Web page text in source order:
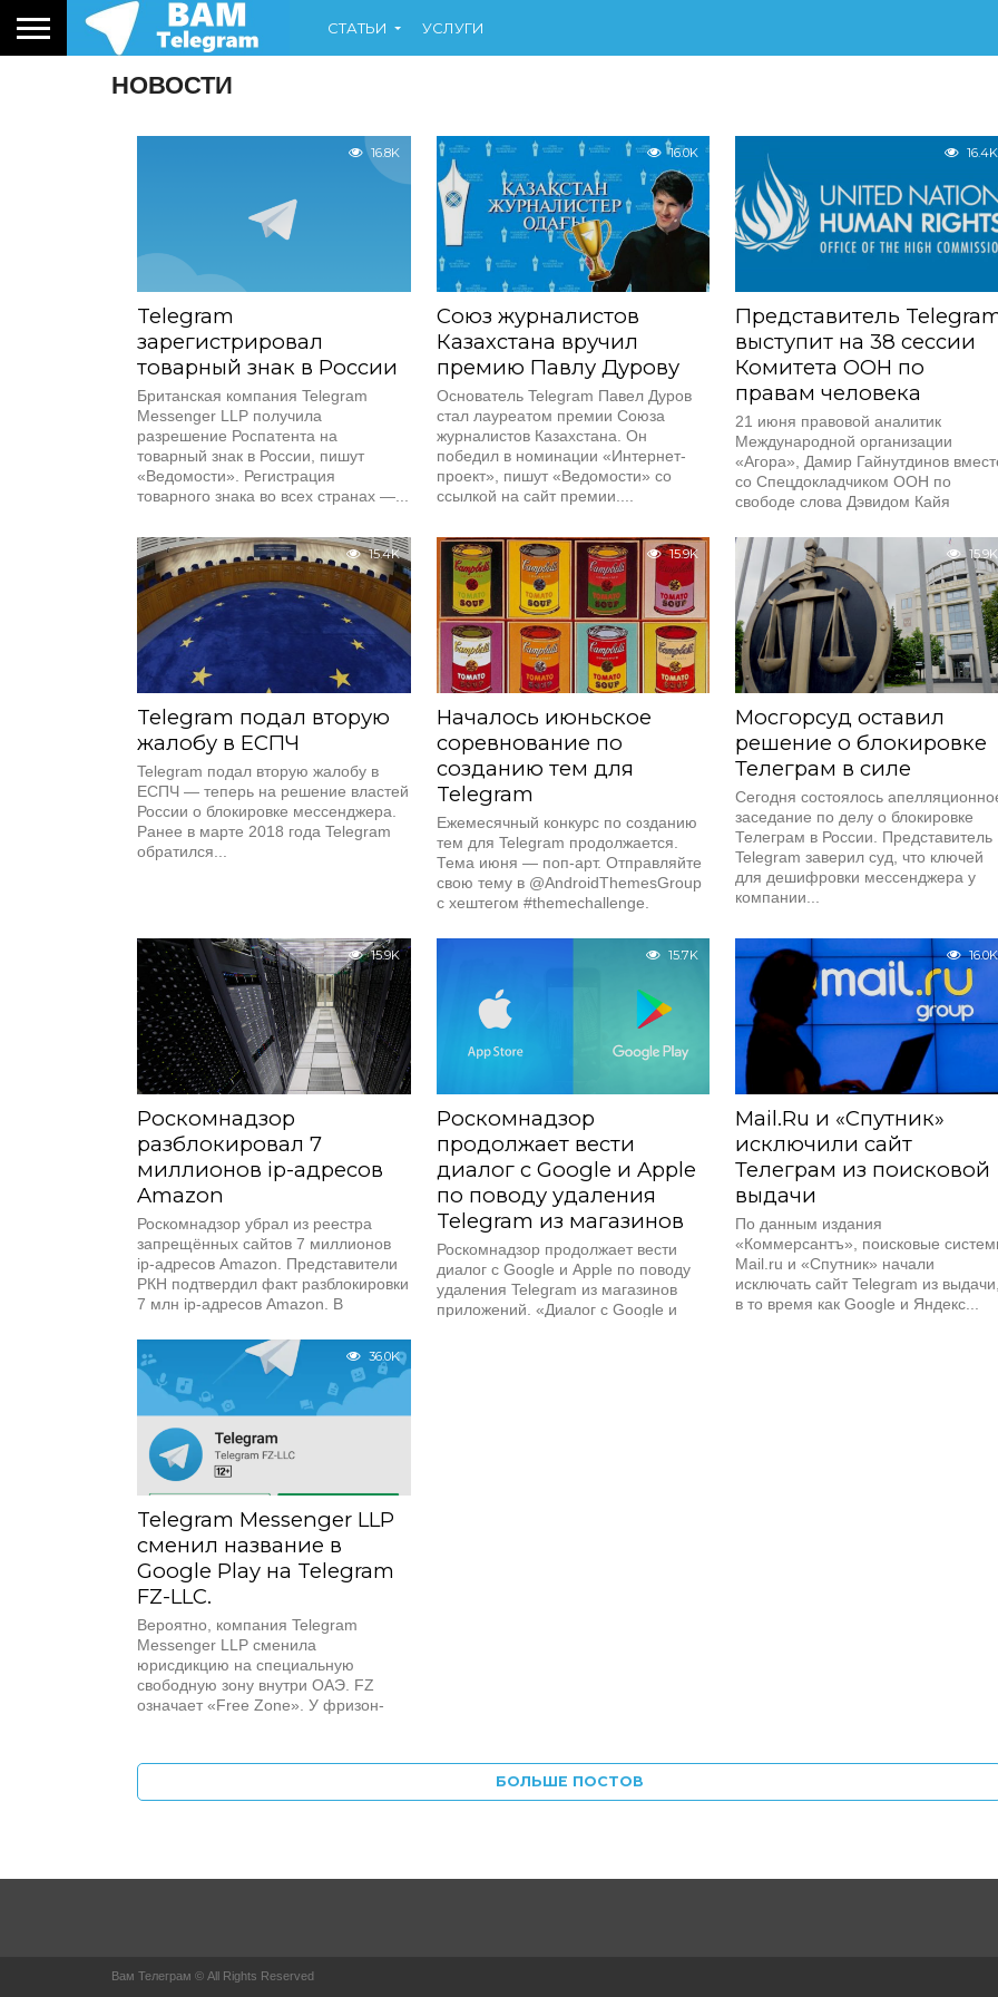
СТАТЬИ УСЛУГИ
НОВОСТИ
16.8K
Telegram
зарегистрировал
товарный знак в России
Британская компания Telegram
Messenger LLP получила
разрешение Роспатента на
товарный знак в России, пишут
«Ведомости». Регистрация
товарного знака во всех странах —...
16.0K
Союз журналистов
Казахстана вручил
премию Павлу Дурову
Основатель Telegram Павел Дуров
стал лауреатом премии Союза
журналистов Казахстана. Он
победил в номинации «Интернет-
проект», пишут «Ведомости» со
ссылкой на сайт премии....
16.4K
Представитель
выступит на 38 сессии
Комитета ООН по
правам человека
21 июня правовой аналитик
Международной организации
«Агора», Дамир Гайнутдинов
со Спецдокладчиком ООН по
свободе слова Дэвидом Кайя
мероприятии...
15.4K
Telegram подал вторую
жалобу в ЕСПЧ
Telegram подал вторую жалобу в
ЕСПЧ — теперь на решение властей
России о блокировке мессенджера.
Ранее в марте 2018 года Telegram
обратился...
15.9K
Началось июньское
соревнование по
созданию тем для
Telegram
Ежемесячный конкурс по созданию
тем для Telegram продолжается.⁣⁣
Тема июня — поп-арт. Отправляйте
свою тему в @AndroidThemesGroup
с хештегом #themechallenge.
15.9K
Мосгорсуд оставил
решение о блокировке
Телеграм в силе
Сегодня состоялось
заседание по делу о блокировке
Телеграм в России. Представитель
Telegram заверил суд, что ключей
для дешифровки мессенджера у
компании...
15.9K
Роскомнадзор
разблокировал 7
миллионов ip-адресов
Amazon
Роскомнадзор убрал из реестра
запрещённых сайтов 7 миллионов
ip-адресов Amazon. Представители
РКН подтвердил факт разблокировки
7 млн ip-адресов Amazon. В
15.7K
Роскомнадзор
продолжает вести
диалог с Google и Apple
по поводу удаления
Telegram из магазинов
Роскомнадзор продолжает вести
диалог с Google и Apple по поводу
удаления Telegram из магазинов
приложений. «Диалог с Google и
16.0K
Mail.Ru и «Спутник»
исключили сайт
Телеграм из поисковой
выдачи
По данным издания
«Коммерсантъ», поисковые
Mail.ru и «Спутник» начали
исключать сайт Telegram из
в то время как Google и Яндекс...
36.0K
Telegram Messenger LLP
сменил название в
Google Play на Telegram
FZ-LLC.
Вероятно, компания Telegram
Messenger LLP сменила
юрисдикцию на специальную
свободную зону внутри ОАЭ. FZ
означает «Free Zone». У фризон-
БОЛЬШЕ ПОСТОВ
Вам Телеграм © All Rights Reserved